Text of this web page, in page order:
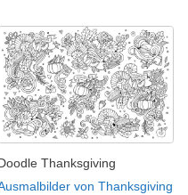
Thanksgiving
von Thanksgiving